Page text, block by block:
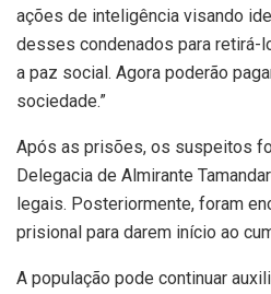
ações de inteligência visando
desses condenados para retirá-
a paz social. Agora poderão
sociedade.”
Após as prisões, os suspeitos
Delegacia de Almirante
legais. Posteriormente, foram
prisional para darem início ao
A população pode continuar